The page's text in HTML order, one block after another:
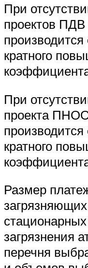
При
проектов
кратного
При
проекта
кратного
Размер
загрязнения
перечня